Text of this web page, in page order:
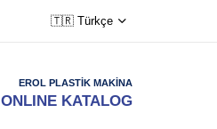
🇹🇷 Türkçe
EROL PLASTİK MAKİNA
ONLINE KATALOG